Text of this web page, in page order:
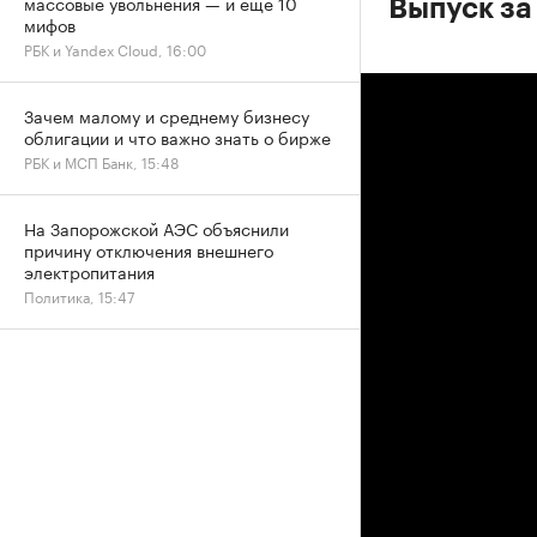
Выпуск
мифов
РБК и Yandex Cloud, 16:00
Зачем малому и среднему бизнесу
облигации и что важно знать о бирже
РБК и МСП Банк, 15:48
На Запорожской АЭС объяснили
причину отключения внешнего
электропитания
Политика, 15:47